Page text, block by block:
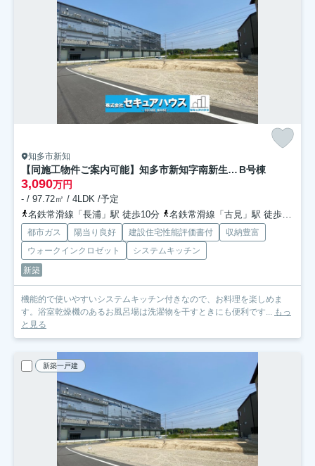
知多市新知
【同施工物件ご案内可能】知多市新知字南新生 全3棟 B号棟
3,090万円
- / 97.72㎡ / 4LDK /予定
名鉄常滑線「長浦」駅 徒歩10分
名鉄常滑線「古見」駅 徒歩18分
都市ガス 陽当り良好 建設住宅性能評価書付
収納豊富
ウォークインクロゼット
システムキッチン
新築
機能的で使いやすいシステムキッチン付きなので、お料理を楽しめま
す。浴室乾燥機のあるお風呂場は洗濯物を干すときにも便利です... もっ
と見る
新築一戸建